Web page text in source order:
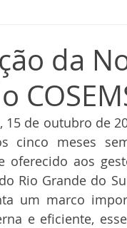
da
de outubro de
cinco meses
oferecido aos
Rio Grande do
um marco
e eficiente,